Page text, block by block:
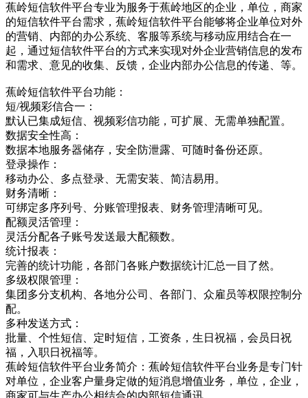
蕉岭短信软件平台专业为服务于蕉岭地区的企业，单位，商家
的短信软件平台需求，蕉岭短信软件平台能够将企业单位对外
的营销、内部的办公系统、客服等系统与移动应用结合在一
起，通过短信软件平台的方式来实现对外企业营销信息的发布
和需求、意见的收集、反馈，企业内部办公信息的传递、等。
蕉岭短信软件平台功能：
短/视频彩信合一：
默认已集成短信、视频彩信功能，可扩展、无需单独配置。
数据安全性高：
数据本地服务器储存，安全防泄露、可随时备份还原。
登录操作：
移动办公、多点登录、无需安装、简洁易用。
财务清晰：
可绑定多序列号、分账管理报表、财务管理清晰可见。
配额灵活管理：
灵活分配各子账号发送最大配额数。
统计报表：
完善的统计功能，各部门各账户数据统计汇总一目了然。
多级权限管理：
集团多分支机构、各地分公司、各部门、众雇员等权限控制分
配。
多种发送方式：
批量、个性短信、定时短信，工资条，生日祝福，会员日祝
福，入职日祝福等。
蕉岭短信软件平台业务简介：蕉岭短信软件平台业务是专门针
对单位，企业客户量身定做的短消息增值业务，单位，企业，
商家可与生产办公相结合的内部短信通讯，